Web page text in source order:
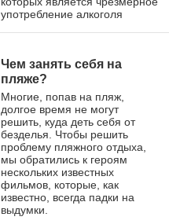
употребление алкоголя
Чем занять себя на
пляже?
Многие, попав на пляж,
долгое время не могут
решить, куда деть себя от
безделья. Чтобы решить
проблему пляжного отдыха,
мы обратились к героям
нескольких известных
фильмов, которые, как
известно, всегда падки на
выдумки.